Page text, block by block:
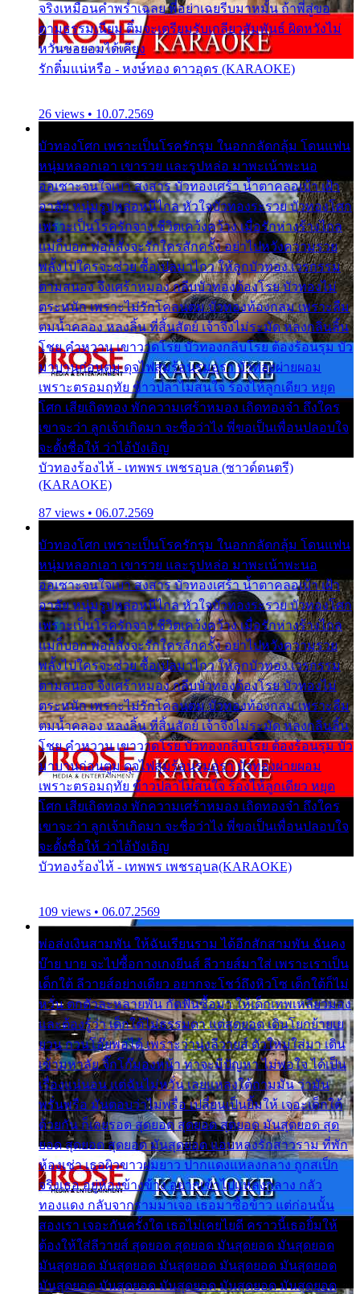
จริงเหมือนคำพร่ำเฉลย พี่อย่าเฉยรีบมาหมั้น ถ้าพี่สู่ขอ
ตามธรรมเนียม ติ๋มจะเตรียมรับเกลียวสัมพันธ์ ผิดหวังไม่
หวั่นขอยอมได้เคียง
รักติ๋มแน่หรือ - หงษ์ทอง ดาวอุดร (KARAOKE)
26 views • 10.07.2569
บัวทองโศก เพราะเป็นโรครักรุม ในอกกลัดกลุ้ม โดนแฟน
หนุ่มหลอกเอา เขารวย และรูปหล่อ มาพะเน้าพะนอ
ออเซาะจนใจเบา สงสาร บัวทองเศร้า น้ำตาคลอเบ้า เฝ้า
อาลัย หนุ่มรูปหล่อหนีไกล หัวใจบัวทองระรวย บัวทองโศก
เพราะเป็นโรครักจาง ชีวิตเคว้งคว้าง เมื่อรักห่างร้างไกล
แม่ก็บอก พ่อก็สั่งจะรักใครสักครั้ง อย่าไปหวังความรวย
พลั้งไปใครจะช่วย ซื้อเปลมาไกว ให้ลูกบัวทอง เวรกรรม
ตามสนอง จึงเศร้าหมอง กลีบบัวทองต้องโรย บัวทองไม่
ตระหนัก เพราะไม่รักโคลนตม บัวทองท้องกลม เพราะลืม
ตมน้ำคลอง หลงลิ้น ที่สิ้นสัตย์ เจ้าจึงไม่ระมัด หลงกลิ่นลิ้น
โชย คำหวาน เขาวาดโรย บัวทองกลีบโรย ต้องร้อนรุม บัว
มาบานก่อนตูม ดุจไฟสุมร้อนรุมอุรา บัวทองผ่ายผอม
เพราะตรอมฤทัย ข้าวปลาไม่สนใจ ร้องไห้ลูกเดียว หยุด
โศก เสียเถิดทอง พักความเศร้าหมอง เถิดทองจ๋า ถึงใคร
เขาจะว่า ลูกเจ้าเกิดมา จะชื่อว่าไง พี่ขอเป็นเพื่อนปลอบใจ
จะตั้งชื่อให้ ว่าไอ้บังเอิญ
บัวทองร้องไห้ - เทพพร เพชรอุบล (ซาวด์ดนตรี)
(KARAOKE)
87 views • 06.07.2569
บัวทองโศก เพราะเป็นโรครักรุม ในอกกลัดกลุ้ม โดนแฟน
หนุ่มหลอกเอา เขารวย และรูปหล่อ มาพะเน้าพะนอ
ออเซาะจนใจเบา สงสาร บัวทองเศร้า น้ำตาคลอเบ้า เฝ้า
อาลัย หนุ่มรูปหล่อหนีไกล หัวใจบัวทองระรวย บัวทองโศก
เพราะเป็นโรครักจาง ชีวิตเคว้งคว้าง เมื่อรักห่างร้างไกล
แม่ก็บอก พ่อก็สั่งจะรักใครสักครั้ง อย่าไปหวังความรวย
พลั้งไปใครจะช่วย ซื้อเปลมาไกว ให้ลูกบัวทอง เวรกรรม
ตามสนอง จึงเศร้าหมอง กลีบบัวทองต้องโรย บัวทองไม่
ตระหนัก เพราะไม่รักโคลนตม บัวทองท้องกลม เพราะลืม
ตมน้ำคลอง หลงลิ้น ที่สิ้นสัตย์ เจ้าจึงไม่ระมัด หลงกลิ่นลิ้น
โชย คำหวาน เขาวาดโรย บัวทองกลีบโรย ต้องร้อนรุม บัว
มาบานก่อนตูม ดุจไฟสุมร้อนรุมอุรา บัวทองผ่ายผอม
เพราะตรอมฤทัย ข้าวปลาไม่สนใจ ร้องไห้ลูกเดียว หยุด
โศก เสียเถิดทอง พักความเศร้าหมอง เถิดทองจ๋า ถึงใคร
เขาจะว่า ลูกเจ้าเกิดมา จะชื่อว่าไง พี่ขอเป็นเพื่อนปลอบใจ
จะตั้งชื่อให้ ว่าไอ้บังเอิญ
บัวทองร้องไห้ - เทพพร เพชรอุบล(KARAOKE)
109 views • 06.07.2569
พ่อส่งเงินสามพัน ให้ฉันเรียนราม ได้อีกสักสามพัน ฉันคง
บ๊าย บาย จะไปซื้อกางเกงยีนส์ ลีวายส์มาใส่ เพราะเราเป็น
เด็กใต้ ลีวายส์อย่างเดียว อยากจะโชว์ถึงหิวโซ เด็กใต้ก็ไม่
หวั่น ตกตัวละหลายพัน กัดฟันซื้อมา ให้เด็กเทพเหลียวมอง
และต้องรู้ว่า เด็กใต้ไม่ธรรมดา แต่สุดยอด เดินโยกย้ายเย
ยวน กวนโอ๊ยพอได้ เพราะว่านุ่งลีวายส์ ตัวใหม่ใส่มา เดิน
เข้ามหาลัย จิ๊กโก๊มองหน้า ท่าจะมีปัญหา ไม่พอใจ ได้เป็น
เรื่องแน่นอน แต่ฉันไม่หวั่น เลยแหลงใต้ถามมัน ว่ามัน
พรั่นพรือ มันตอบว่าไม่พรื่อ เปลี่ยนเป็นยิ้มให้ เจอะเด็กใต้
ด้วยกัน ก็เลยรอด สุดยอด สุดยอด สุดยอด มันสุดยอด สุด
ยอด สุดยอด สุดยอด มันสุดยอด แอบหลงรักสาวราม ที่พัก
ห้องเช่า เธอผิวขาวผมยาว ปากแดงแหลงกลาง ถูกสเป็ก
จริงเธอ อยู่ห้องข้างข้าง อยากเข้าไปแหลงกลาง กลัว
ทองแดง กลับจากรามมาเจอ เธอมาซื้อข้าว แต่ก่อนนั้น
สองเรา เจอะกันครั้งใด เธอไม่เคยไยดี คราวนี้เธอยิ้มให้
ต้องให้ใส่ลีวายส์ สุดยอด สุดยอด มันสุดยอด มันสุดยอด
มันสุดยอด มันสุดยอด มันสุดยอด มันสุดยอด มันสุดยอด
มันสุดยอด มันสุดยอด มันสุดยอด มันสุดยอด มันสุดยอด